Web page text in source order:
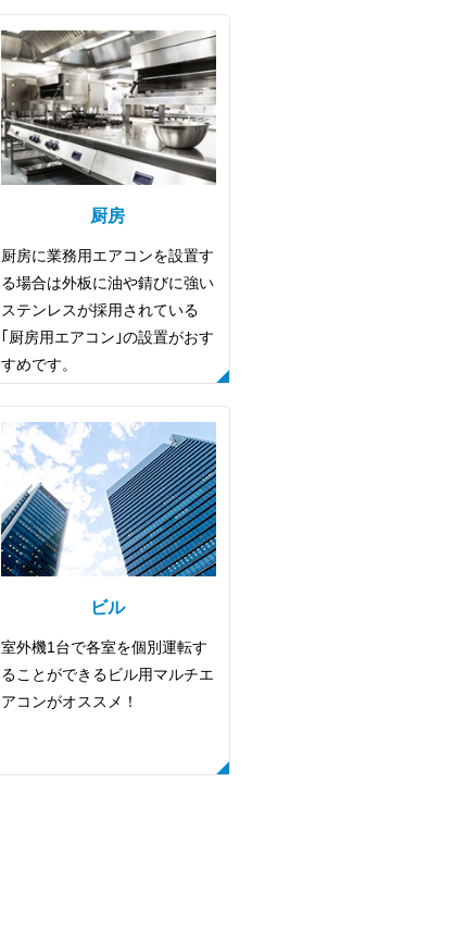
厨房
厨房に業務用エアコンを設置す
る場合は外板に油や錆びに強い
ステンレスが採用されている
｢厨房用エアコン｣の設置がおす
すめです。
ビル
室外機1台で各室を個別運転す
ることができるビル用マルチエ
アコンがオススメ！